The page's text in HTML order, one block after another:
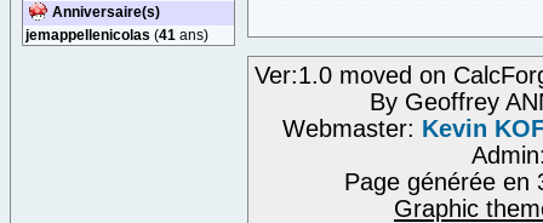
Anniversaire(s)
jemappellenicolas (41 ans)
Ver:1.0 moved on
By Geoffrey
Webmaster: Kevin
Page générée en
Graphic